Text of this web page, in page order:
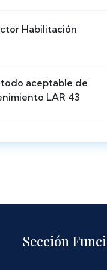
Habilitación
aceptable de
LAR 43
Sección